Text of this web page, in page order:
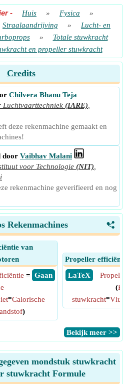
- Huis » Fysica
»
Straalaandrijving »
Lucht- en
»
Totale stuwkracht
en propeller stuwkracht
Credits
Chilvera Bhanu Teja
Luchtvaarttechniek (IARE)
deze rekenmachine gemaakt en
door Vaibhav Malani
voor Technologie (NIT)
rekenmachine geverifieerd en nog
<
Rekenmachines
van
​ Gaan
=
*Calorische
)
Propeller efficiëntie
​ LaTeX
(
stuwkracht*
​Bekijk meer >>
mondstuk stuwkracht
stuwkracht Formule